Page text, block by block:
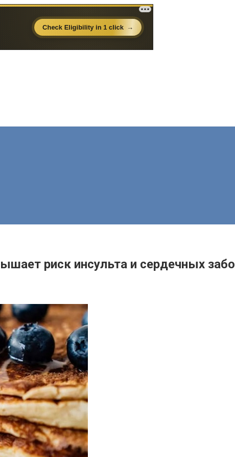
риск инсульта и сердечных